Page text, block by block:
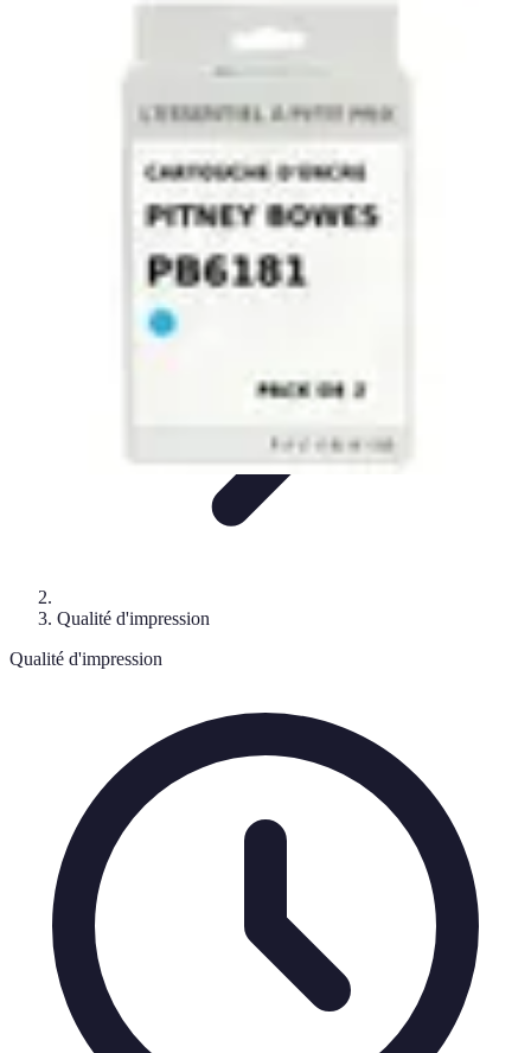
Choix et Comparaison
Toner Écologique
Qualité d'impression
Qualité d'impression